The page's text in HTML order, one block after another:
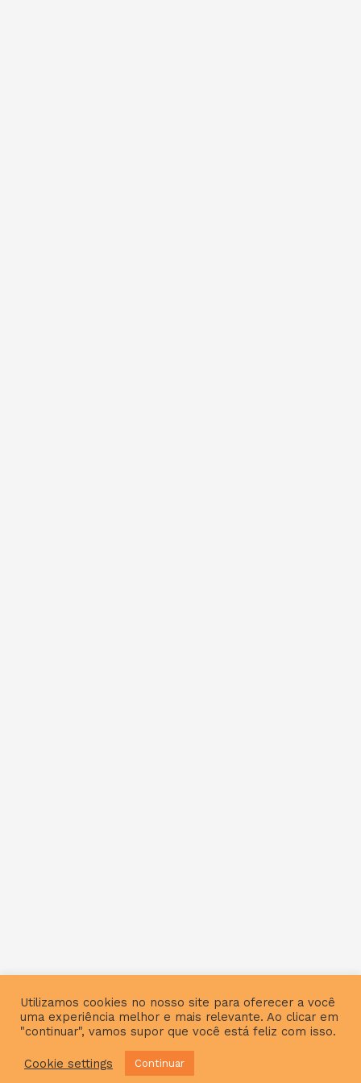
Utilizamos cookies no nosso site para oferecer a você
uma experiência melhor e mais relevante. Ao clicar em
"continuar", vamos supor que você está feliz com isso.
Cookie settings Continuar